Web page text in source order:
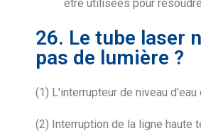
être utilisées pour
26. Le tube laser
pas de lumière ?
(1) L'interrupteur de niveau
(2) Interruption de la ligne haute